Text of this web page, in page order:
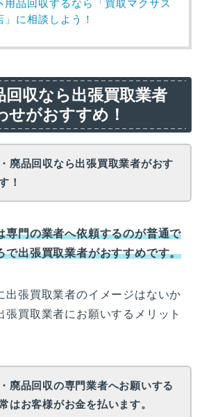
用品回収するなら「買取マクサス
」に相談しよう！
回収なら出張買取業者
せがおすすめ！
廃品回収なら出張買取業者がおす
！
専門の業者へ依頼するのが普通で
で出張買取業者がおすすめです。
出張買取業者のイメージはないか
張買取業者にお願いするメリット
廃品回収の専門業者へお願いする
はお客様がお金を払います。